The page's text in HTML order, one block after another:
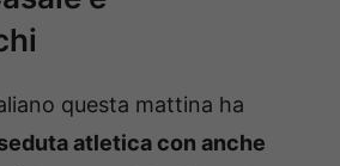
questa mattina ha
atletica con anche